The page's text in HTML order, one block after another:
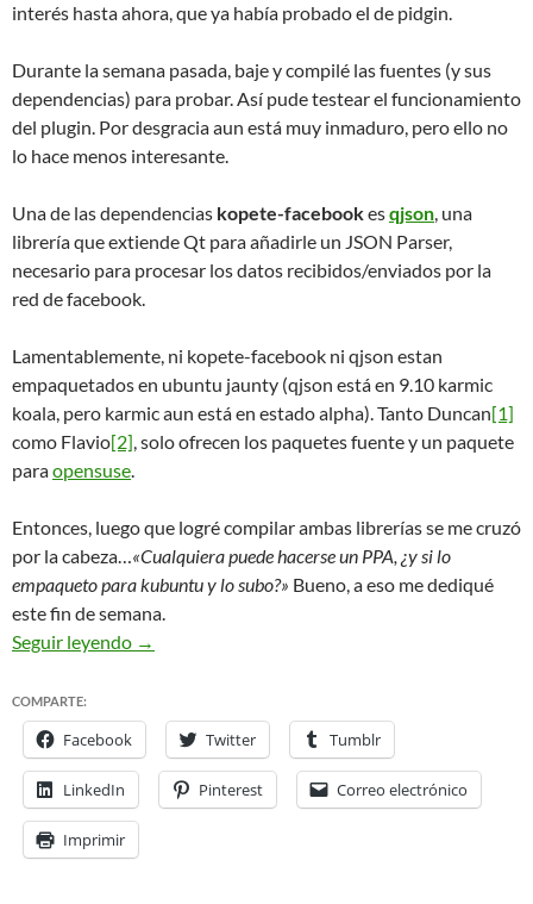
interés hasta ahora, que ya había probado el de pidgin.
Durante la semana pasada, baje y compilé las fuentes (y sus
dependencias) para probar. Así pude testear el funcionamiento
del plugin. Por desgracia aun está muy inmaduro, pero ello no
lo hace menos interesante.
Una de las dependencias kopete-facebookesqjson, una
librería que extiende Qt para añadirle un JSON Parser,
necesario para procesar los datos recibidos/enviados por la
red de facebook.
Lamentablemente, ni kopete-facebook ni qjson estan
empaquetados en ubuntu jaunty (qjson está en 9.10 karmic
koala, pero karmic aun está en estado alpha). Tanto Duncan[1]
como Flavio[2], solo ofrecen los paquetes fuente y un paquete
paraopensuse.
Entonces, luego que logré compilar ambas librerías se me cruzó
por la cabeza…«Cualquiera puede hacerse un PPA, ¿y si lo
empaqueto para kubuntu y lo subo?» Bueno, a eso me dediqué
este fin de semana.
Seguir leyendo Mi primer repositorio PPA
→
COMPARTE:
Facebook Twitter Tumblr
LinkedIn Pinterest Correo electrónico
Imprimir